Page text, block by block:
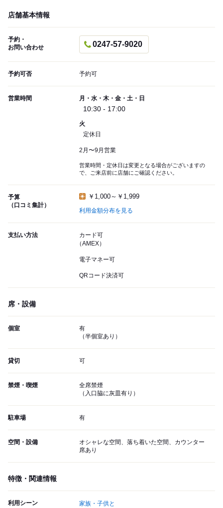
店舗基本情報
予約・
お問い合わせ
0247-57-9020
予約可否 予約可
営業時間 月・水・木・金・土・日
10:30 - 17:00
火
定休日
2月〜9月営業
営業時間・定休日は変更となる場合がございますの
で、ご来店前に店舗にご確認ください。
予算
（口コミ集計）
￥1,000～￥1,999
利用金額分布を見る
支払い方法
カード可
（AMEX）
電子マネー可
QRコード決済可
席・設備
個室
有
（半個室あり）
貸切 可
禁煙・喫煙
全席禁煙
（入口脇に灰皿有り）
駐車場 有
空間・設備
オシャレな空間、落ち着いた空間、カウンター
席あり
特徴・関連情報
利用シーン 家族・子供と